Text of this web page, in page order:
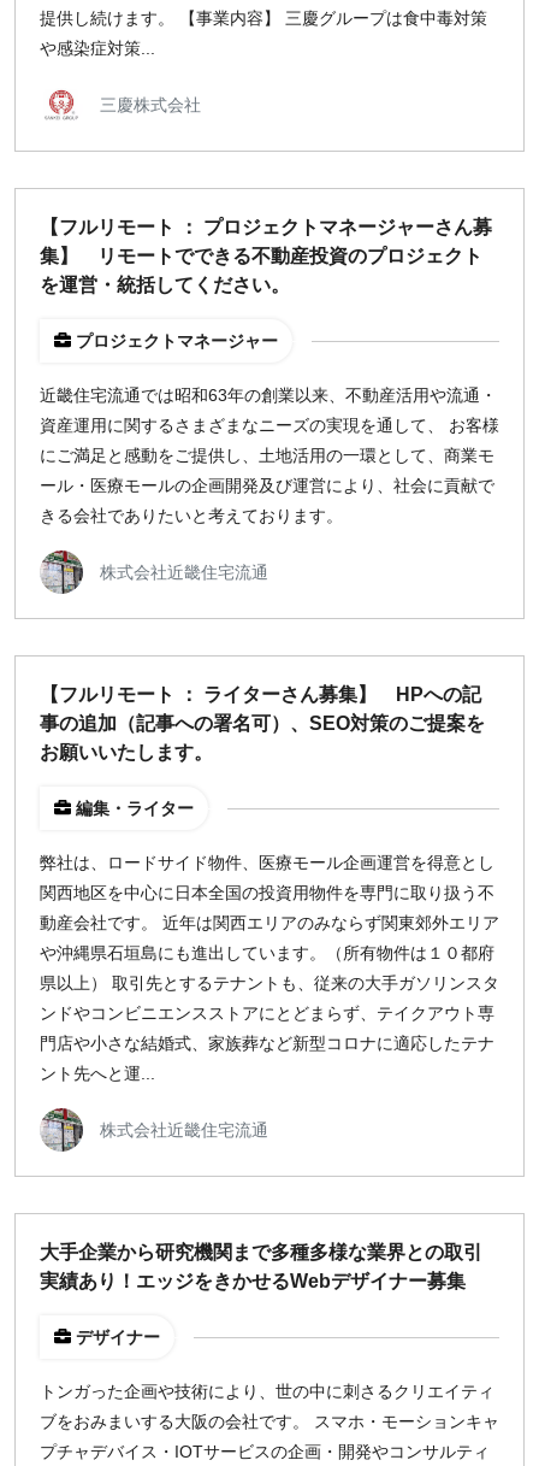
提供し続けます。 【事業内容】 三慶グループは食中毒対策
や感染症対策...
三慶株式会社
【フルリモート ： プロジェクトマネージャーさん募
集】 リモートでできる不動産投資のプロジェクト
を運営・統括してください。
プロジェクトマネージャー
近畿住宅流通では昭和63年の創業以来、不動産活用や流通・
資産運用に関するさまざまなニーズの実現を通して、 お客様
にご満足と感動をご提供し、土地活用の一環として、商業モ
ール・医療モールの企画開発及び運営により、社会に貢献で
きる会社でありたいと考えております。
株式会社近畿住宅流通
【フルリモート ： ライターさん募集】 HPへの記
事の追加（記事への署名可）、SEO対策のご提案を
お願いいたします。
編集・ライター
弊社は、ロードサイド物件、医療モール企画運営を得意とし
関西地区を中心に日本全国の投資用物件を専門に取り扱う不
動産会社です。 近年は関西エリアのみならず関東郊外エリア
や沖縄県石垣島にも進出しています。（所有物件は１０都府
県以上） 取引先とするテナントも、従来の大手ガソリンスタ
ンドやコンビニエンスストアにとどまらず、テイクアウト専
門店や小さな結婚式、家族葬など新型コロナに適応したテナ
ント先へと運...
株式会社近畿住宅流通
大手企業から研究機関まで多種多様な業界との取引
実績あり！エッジをきかせるWebデザイナー募集
デザイナー
トンガった企画や技術により、世の中に刺さるクリエイティ
ブをおみまいする大阪の会社です。 スマホ・モーションキャ
プチャデバイス・IOTサービスの企画・開発やコンサルティ